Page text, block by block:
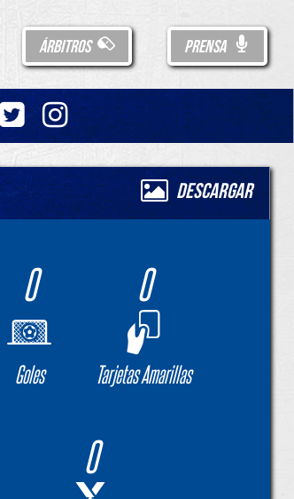
PRENSA
ÁRBITROS
Descargar
0
Goles
0
Tarjetas Amarillas
0